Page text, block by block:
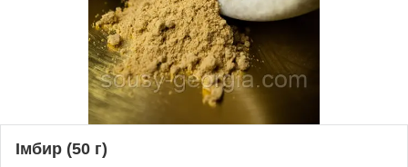
Імбир (50 г)